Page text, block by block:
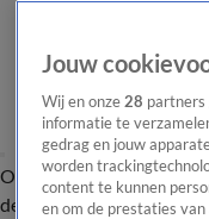
OverzichtAfleveringen
de redactieNieuwsbrief
Jouw
Wij en onze 28 partners
informatie te
gedrag en jouw
worden
content te kunnen
en om de prestaties